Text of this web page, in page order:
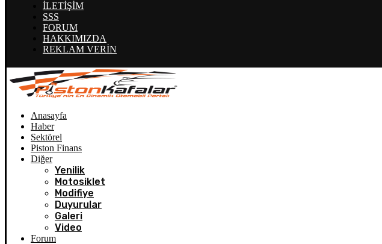
İLETİŞİM
SSS
FORUM
HAKKIMIZDA
REKLAM VERİN
Anasayfa
Haber
Sektörel
Piston Finans
Diğer
Yenilik
Motosiklet
Modifiye
Duyurular
Galeri
Video
Forum